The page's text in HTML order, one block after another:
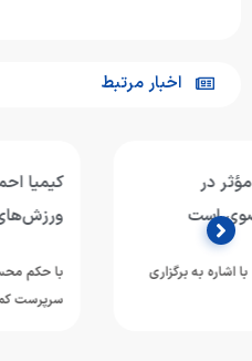
اخبار مرتبط
کیمیا احمدی سرپرست کمیته شنا
ورزش‌های آبی شد
با حکم محسن رضوانی، رئیس فدراسیون
سرپرست کمیته شنا هنری بانوان